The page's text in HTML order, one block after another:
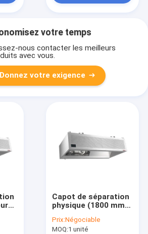
votre temps
nous contacter les meilleurs
avec vous.
Donnez votre exigence
Capot de séparation
physique (1800 mm
Prix:Négociable
MOQ:1 unité